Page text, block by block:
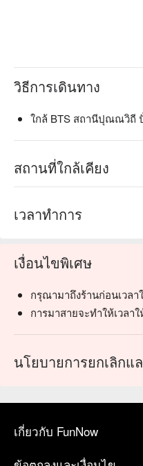
วิธีการเดินทาง
ใกล้ BTS สถานีปุณณวิถี
สถานที่ใกล้เคียง
เวลาทำการ
เงื่อนไขพิเศษ
กรุณามาถึงร้านก่อนเวลา
การมาสายจะทำให้เวลา
นโยบายการยกเลิกแ
เกี่ยวกับ FunNow